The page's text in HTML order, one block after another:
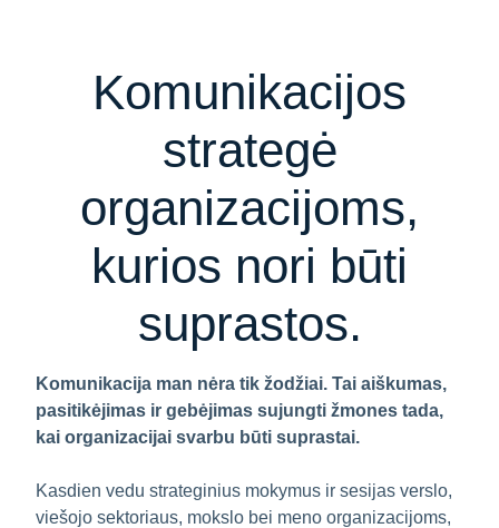
Komunikacijos
strategė
organizacijoms,
kurios nori būti
suprastos.
Komunikacija man nėra tik žodžiai. Tai aiškumas,
pasitikėjimas ir gebėjimas sujungti žmones tada,
kai organizacijai svarbu būti suprastai.
Kasdien vedu strateginius mokymus ir sesijas verslo,
viešojo sektoriaus, mokslo bei meno organizacijoms,